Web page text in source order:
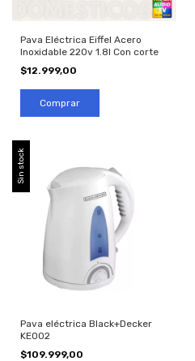
Pava Eléctrica Eiffel Acero
Inoxidable 220v 1.8l Con corte
$12.999,00
Sin stock
Pava eléctrica Black+Decker
KE002
$109.999,00